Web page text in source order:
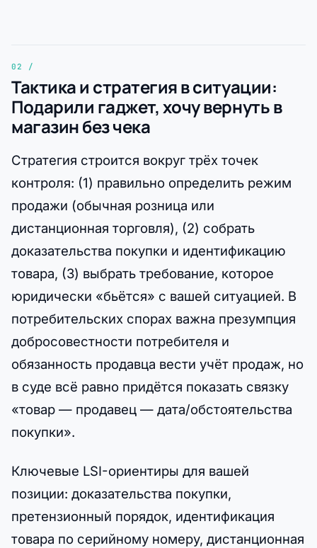
Тактика и стратегия в ситуации:
Подарили гаджет, хочу вернуть в
магазин без чека
Стратегия строится вокруг трёх точек
контроля: (1) правильно определить режим
продажи (обычная розница или
дистанционная торговля), (2) собрать
доказательства покупки и идентификацию
товара, (3) выбрать требование, которое
юридически «бьётся» с вашей ситуацией. В
потребительских спорах важна презумпция
добросовестности потребителя и
обязанность продавца вести учёт продаж, но
в суде всё равно придётся показать связку
«товар — продавец — дата/обстоятельства
покупки».
Ключевые LSI-ориентиры для вашей
позиции: доказательства покупки,
претензионный порядок, идентификация
товара по серийному номеру, дистанционная